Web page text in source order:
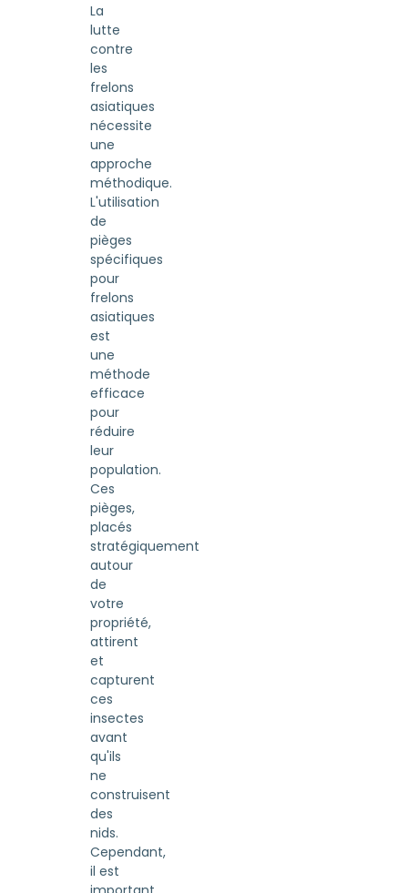
La
lutte
contre
les
frelons
asiatiques
nécessite
une
approche
méthodique.
L'utilisation
de
pièges
spécifiques
pour
frelons
asiatiques
est
une
méthode
efficace
pour
réduire
leur
population.
Ces
pièges,
placés
stratégiquement
autour
de
votre
propriété,
attirent
et
capturent
ces
insectes
avant
qu'ils
ne
construisent
des
nids.
Cependant,
il est